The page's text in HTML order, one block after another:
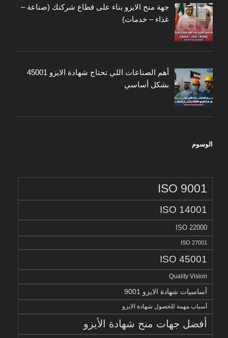
جهة منح الايزو بناء على قطاع شركتك (صناعة –
غذاء – خدمات)
أهم الصناعات اللي تحتاج شهادة الايزو 45001
بشكل أساسي
الوسوم
ISO 9001
ISO 14001
ISO 22000
ISO 27001
ISO 45001
Quality Vision
أساسيات شهادة الايزو 9001
أسباب مهمة للحصول شهادة الايزو
أفضل جهات منح شهادة الأيزو